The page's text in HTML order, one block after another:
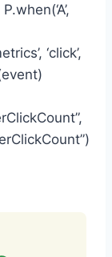
‘click’,